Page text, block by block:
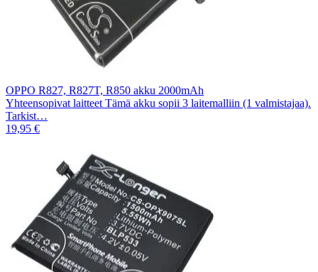
OPPO R827, R827T, R850 akku 2000mAh
Yhteensopivat laitteet Tämä akku sopii 3 laitemalliin (1 valmistajaa).
Tarkist…
19,95 €